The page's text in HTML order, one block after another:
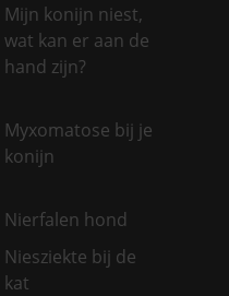
Mijn konijn niest,
wat kan er aan de
hand zijn?
Myxomatose bij je
konijn
Nierfalen hond
Niesziekte bij de
kat